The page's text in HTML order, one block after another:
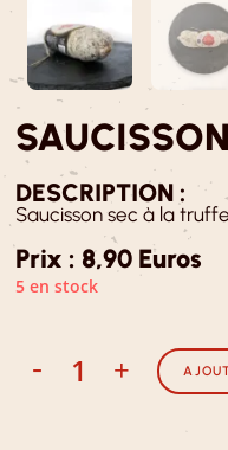
DESCRIPTION :
Saucisson sec à la
Prix : 8,90 Euros
5 en stock
- +